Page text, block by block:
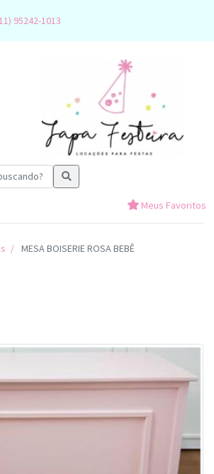
95242-1013
Meus Favoritos
MESA BOISERIE ROSA BEBÊ